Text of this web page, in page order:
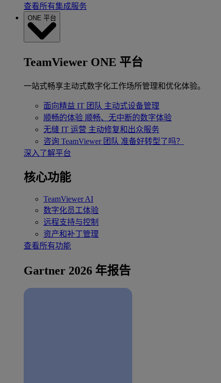
查看所有集成服务
ONE 平台
TeamViewer ONE 平台
一站式畅享主动式数字化工作场所管理和优化体验。
面向精益 IT 团队 主动式设备管理
顺畅的体验 顺畅、无中断的数字体验
无缝 IT 运营 主动修复和出众服务
咨询 TeamViewer 团队 准备好转型了吗？
深入了解平台
核心功能
TeamViewer AI
数字化员工体验
远程支持与控制
资产和补丁管理
查看所有功能
Gartner 2026 年报告